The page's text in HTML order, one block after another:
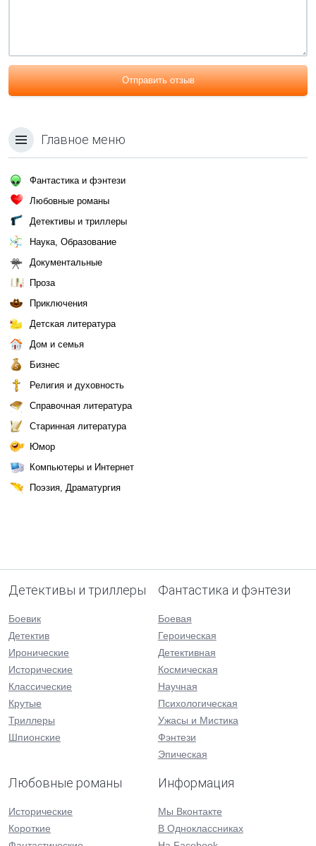
Отправить отзыв
Главное меню
Фантастика и фэнтези
Любовные романы
Детективы и триллеры
Наука, Образование
Документальные
Проза
Приключения
Детская литература
Дом и семья
Бизнес
Религия и духовность
Справочная литература
Старинная литература
Юмор
Компьютеры и Интернет
Поэзия, Драматургия
Детективы и триллеры
Боевик
Детектив
Иронические
Исторические
Классические
Крутые
Триллеры
Шпионские
Фантастика и фэнтези
Боевая
Героическая
Детективная
Космическая
Научная
Психологическая
Ужасы и Мистика
Фэнтези
Эпическая
Любовные романы
Исторические
Короткие
Информация
Мы Вконтакте
В Одноклассниках